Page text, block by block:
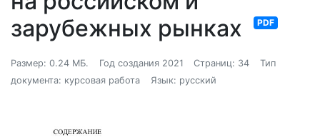
зарубежных рынках
PDF
Размер: 0.24 МБ. Год создания 2021 Страниц: 34
Тип
документа: курсовая работа
Язык: русский